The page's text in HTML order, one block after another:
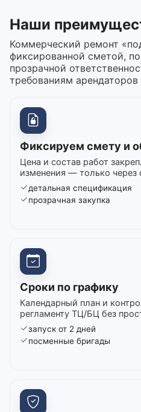
Наши
Коммерческий ремонт
фиксированной сметой,
прозрачной
требованиям
Фиксируем смету и
Цена и состав работ
изменения — только через
детальная спецификация
прозрачная закупка
Сроки по графику
Календарный план и
регламенту ТЦ/БЦ без
запуск от 2 дней
посменные бригады